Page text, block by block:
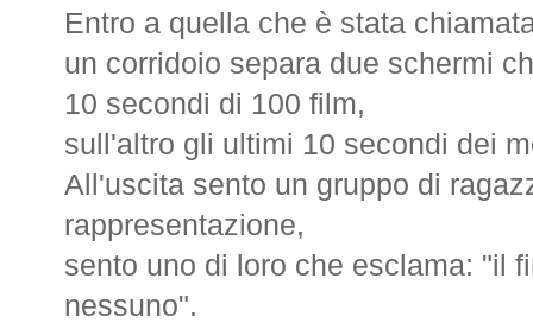
Entro a quella che è stata
un corridoio separa due schermi
10 secondi di 100 film,
sull'altro gli ultimi 10 secondi dei
All'uscita sento un gruppo di
rappresentazione,
sento uno di loro che esclama: "il
nessuno".